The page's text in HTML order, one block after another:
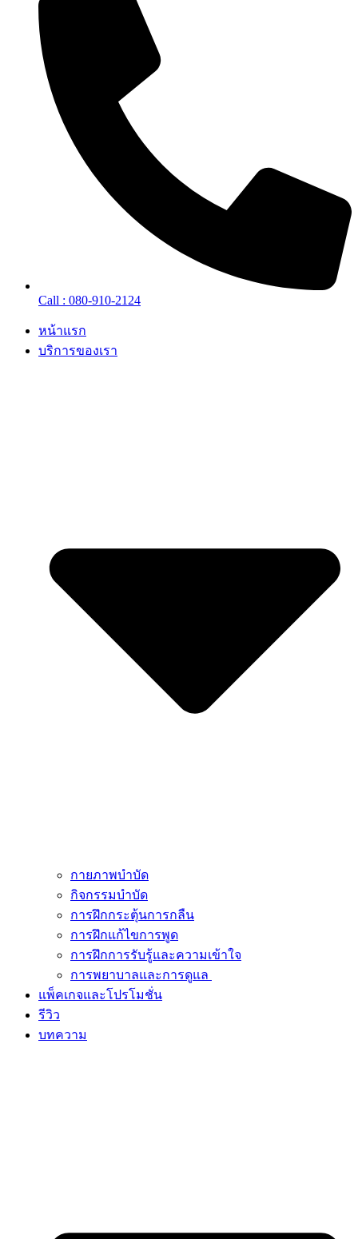
Call : 080-910-2124
หน้าแรก
บริการของเรา
กายภาพบำบัด
กิจกรรมบำบัด
การฝึกกระตุ้นการกลืน
การฝึกแก้ไขการพูด
การฝึกการรับรู้และความเข้าใจ
การพยาบาลและการดูแล
แพ็คเกจและโปรโมชั่น
รีวิว
บทความ